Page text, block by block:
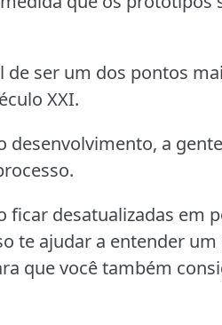
de ser um dos pontos
XXI.
desenvolvimento, a
ficar desatualizadas em
te ajudar a entender um
que você também